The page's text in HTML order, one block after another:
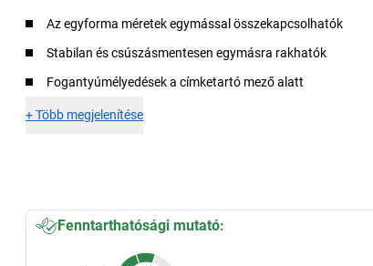
Az egyforma méretek egymással összekapcsolhatók
Stabilan és csúszásmentesen egymásra rakhatók
Fogantyúmélyedések a címketartó mező alatt
+Több megjelenítése
Fenntarthatósági mutató: